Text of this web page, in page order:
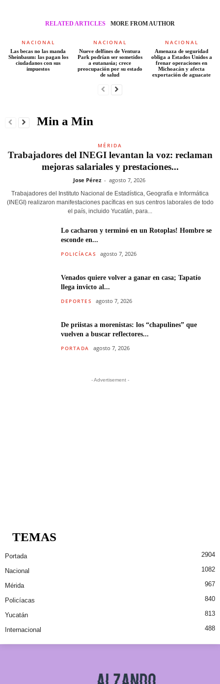
RELATED ARTICLES MORE FROM AUTHOR
NACIONAL
Las becas no las manda
Sheinbaum: las pagan los
ciudadanos con sus
impuestos
NACIONAL
Nueve delfines de Ventura
Park podrían ser sometidos
a eutanasia; crece
preocupación por su estado
de salud
NACIONAL
Amenaza de seguridad
obliga a Estados Unidos a
frenar operaciones en
Michoacán y afecta
exportación de aguacate
Min a Min
MÉRIDA
Trabajadores del INEGI levantan la voz: reclaman
mejoras salariales y prestaciones...
Jose Pérez - agosto 7, 2026
Trabajadores del Instituto Nacional de Estadística, Geografía e Informática
(INEGI) realizaron manifestaciones pacíficas en sus centros laborales de todo
el país, incluido Yucatán, para...
Lo cacharon y terminó en un Rotoplas! Hombre se
esconde en...
POLICÍACAS agosto 7, 2026
Venados quiere volver a ganar en casa; Tapatío
llega invicto al...
DEPORTES agosto 7, 2026
De priistas a morenistas: los “chapulines” que
vuelven a buscar reflectores...
PORTADA agosto 7, 2026
- Advertisement -
TEMAS
Portada 2904
Nacional 1082
Mérida 967
Policíacas 840
Yucatán 813
Internacional 488